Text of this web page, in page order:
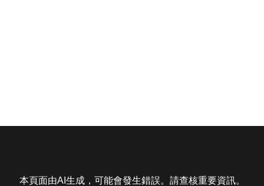
本頁面由AI生成，可能會發生錯誤。請查核重要資訊。